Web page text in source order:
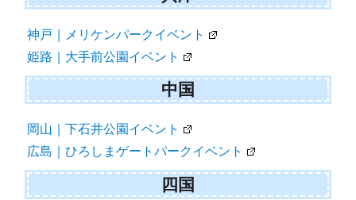
大阪｜長居公園イベント
堺｜大仙公園・浜寺公園イベント
姫路｜大手前公園イベント